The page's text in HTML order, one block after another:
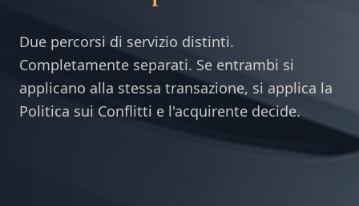
Due percorsi di servizio distinti.
Completamente separati. Se entrambi si
applicano alla stessa transazione, si applica la
Politica sui Conflitti e l'acquirente decide.